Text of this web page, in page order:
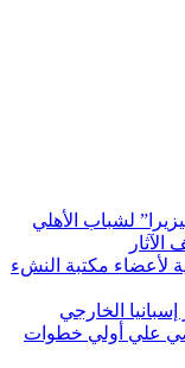
لشباب الأهلي
لأعضاء مكتبة النشء
الخارجي
الاتحاد السكندري 2007 يمضي علي أولي خطوات